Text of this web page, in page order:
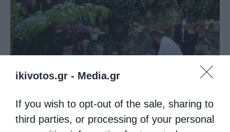
ikivotos.gr - Media.gr
If you wish to opt-out of the sale, sharing to
third parties, or processing of your personal
Ο Νεαπόλεως στο Ιερό Παρεκκλήσι Αγίας